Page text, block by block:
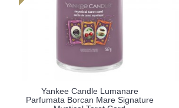
Yankee Candle Lumanare
Parfumata Borcan Mare Signature